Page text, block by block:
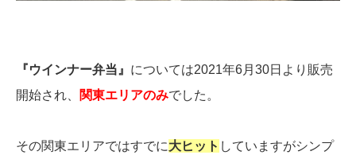
『ウインナー弁当』 については2021年6月30日より販売
開始され、
関東エリアのみでした。
その関東エリアではすでに大ヒット していますがシンプ